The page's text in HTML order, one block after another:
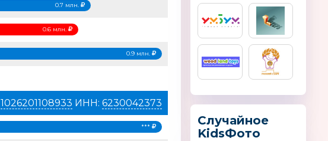
0.7 млн.
0.6 млн.
0.9 млн.
1026201108933 ИНН: 6230042373
***
Случайное
KidsФото